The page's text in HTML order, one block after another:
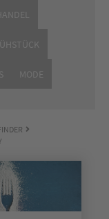
MODE